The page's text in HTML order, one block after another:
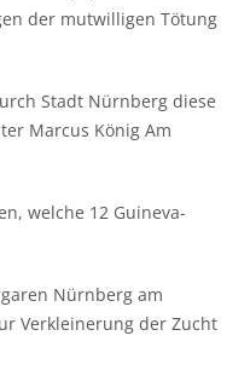
der mutwilligen Tötung
Stadt Nürnberg diese
Marcus König Am
welche 12 Guineva-
Nürnberg am
Verkleinerung der Zucht